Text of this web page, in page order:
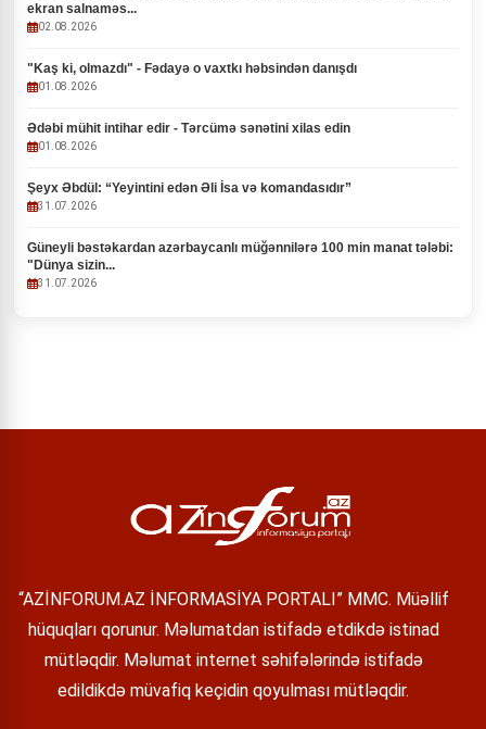
ekran salnaməs...
02.08.2026
"Kaş ki, olmazdı" - Fədayə o vaxtkı həbsindən danışdı
01.08.2026
Ədəbi mühit intihar edir - Tərcümə sənətini xilas edin
01.08.2026
Şeyx Əbdül: “Yeyintini edən Əli İsa və komandasıdır”
31.07.2026
Güneyli bəstəkardan azərbaycanlı müğənnilərə 100 min manat tələbi:
"Dünya sizin...
31.07.2026
“AZİNFORUM.AZ İNFORMASİYA PORTALI” MMC. Müəllif
hüquqları qorunur. Məlumatdan istifadə etdikdə istinad
mütləqdir. Məlumat internet səhifələrində istifadə
edildikdə müvafiq keçidin qoyulması mütləqdir.